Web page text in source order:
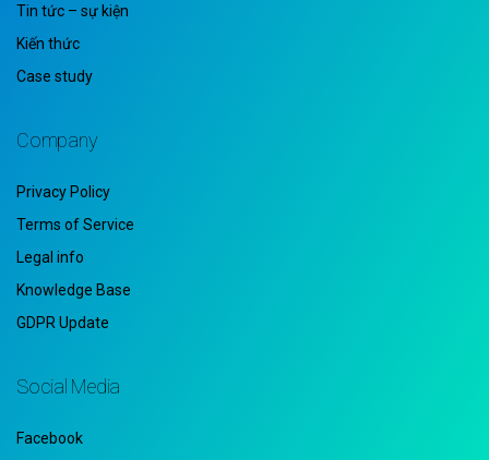
Tin tức – sự kiện
Kiến thức
Case study
Company
Privacy Policy
Terms of Service
Legal info
Knowledge Base
GDPR Update
Social Media
Facebook